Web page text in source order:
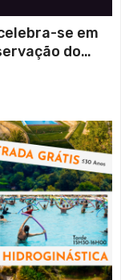
se em
do